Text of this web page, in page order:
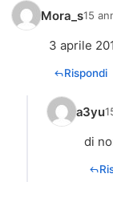
Mora_s15
3 aprile
Rispondi
a3yu